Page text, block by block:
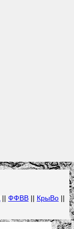
|| ФФВВ|| КрыВо||